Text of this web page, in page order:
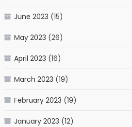
June 2023 (15)
May 2023 (26)
April 2023 (16)
March 2023 (19)
February 2023 (19)
January 2023 (12)